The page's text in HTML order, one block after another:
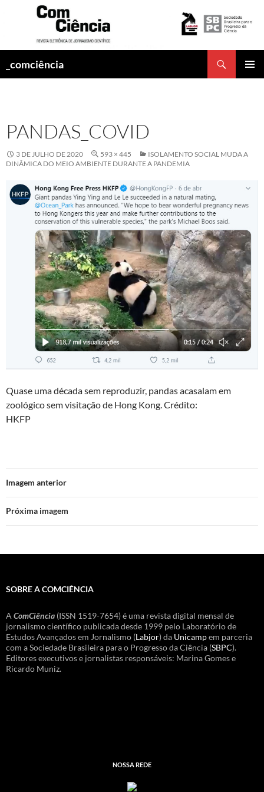
_comciência
PANDAS_COVID
3 DE JULHO DE 2020 593 × 445
ISOLAMENTO SOCIAL MUDA A
DINÂMICA DO MEIO AMBIENTE DURANTE A PANDEMIA
Quase uma década sem reproduzir, pandas acasalam em
zoológico sem visitação de Hong Kong. Crédito:
HKFP
Imagem anterior
Próxima imagem
SOBRE A COMCIÊNCIA
A ComCiência (ISSN 1519-7654) é uma revista digital mensal de
jornalismo científico publicada desde 1999 pelo Laboratório de
Estudos Avançados em Jornalismo (Labjor) da Unicampem parceria
com a Sociedade Brasileira para o Progresso da Ciência (SBPC).
Editores executivos e jornalistas responsáveis: Marina Gomes e
Ricardo Muniz.
NOSSA REDE